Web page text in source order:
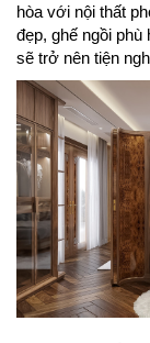
hòa với nội thất
đẹp, ghế ngồi
sẽ trở nên tiện